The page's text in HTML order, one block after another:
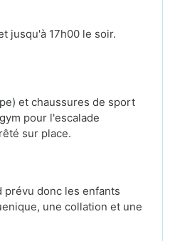
jusqu'à 17h00 le soir.
et chaussures de sport
pour l'escalade
sur place.
prévu donc les enfants
une collation et une